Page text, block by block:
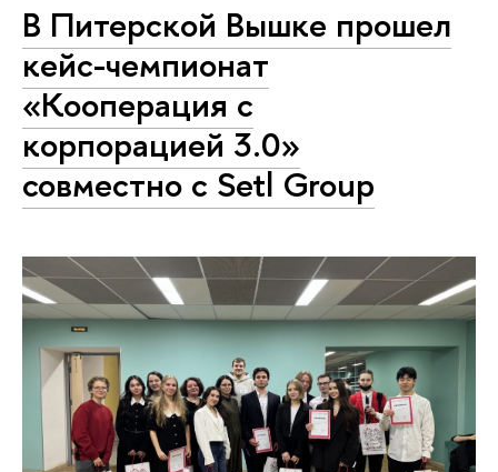
В Питерской Вышке прошел
кейс-чемпионат
«Кооперация с
корпорацией 3.0»
совместно с Setl Group